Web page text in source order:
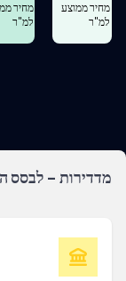
מחיר ממוצע
למ"ר
מחיר
למ"ר
מדדירות - לבסס